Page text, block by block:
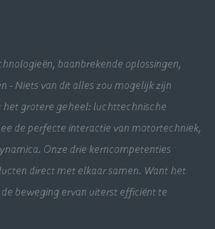
baanbrekende oplossingen,
- Niets van dit alles zou mogelijk zijn
het grotere geheel: luchttechnische
de perfecte interactie van motortechniek,
Onze drie kerncompetenties
direct met elkaar samen. Want het
beweging ervan uiterst efficiënt te